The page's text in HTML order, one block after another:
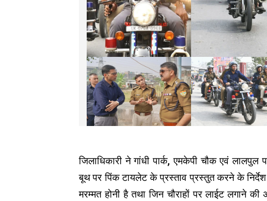
जिलाधिकारी ने गांधी पार्क, एमकेपी चौक एवं
बूथ पर पिंक टायलेट के प्रस्ताव प्रस्तुत करने के निर्देश
मरम्मत होनी है तथा जिन चौराहों पर लाईट लगाने